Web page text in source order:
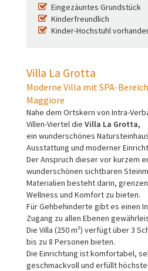
Eingezäuntes Grundstück
Kinderfreundlich
Kinder-Hochstuhl
Villa La Grotta
Moderne Villa mit SPA-
Maggiore
Nahe dem Ortskern von Intra-
Villen-Viertel die Villa La Grotta,
ein wunderschönes
Ausstattung und moderner
Der Anspruch dieser vor kurzem
wunderschönen sichtbaren
Materialien besteht darin,
Wellness und Komfort zu bieten.
Für Gehbehinderte gibt es einen
Zugang zu allen Ebenen
Die Villa (250 m²) verfügt über 3
bis zu 8 Personen bieten.
Die Einrichtung ist komfortabel,
geschmackvoll und erfüllt